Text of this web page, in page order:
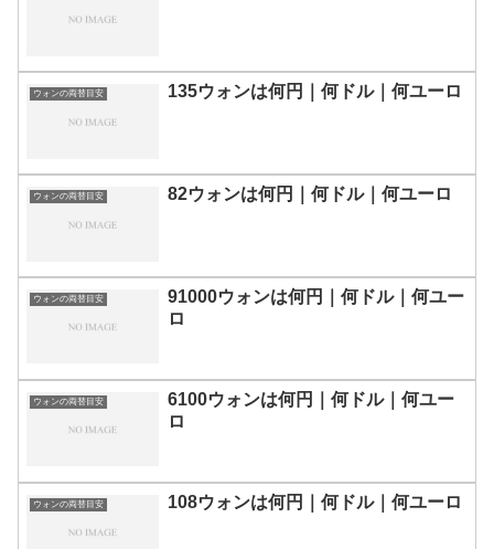
ウォンの両替目安 135ウォンは何円｜何ドル｜何ユーロ
ウォンの両替目安 82ウォンは何円｜何ドル｜何ユーロ
ウォンの両替目安
91000ウォンは何円｜何ドル｜何ユー
ロ
ウォンの両替目安
6100ウォンは何円｜何ドル｜何ユー
ロ
ウォンの両替目安 108ウォンは何円｜何ドル｜何ユーロ